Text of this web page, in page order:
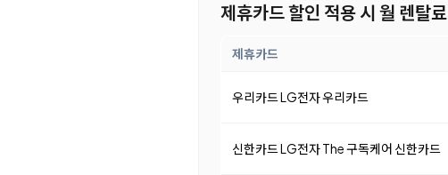
제휴카드 할인 적용 시 월 렌탈료
제휴카드
우리카드 LG전자 우리카드
신한카드 LG전자 The 구독케어 신한카드